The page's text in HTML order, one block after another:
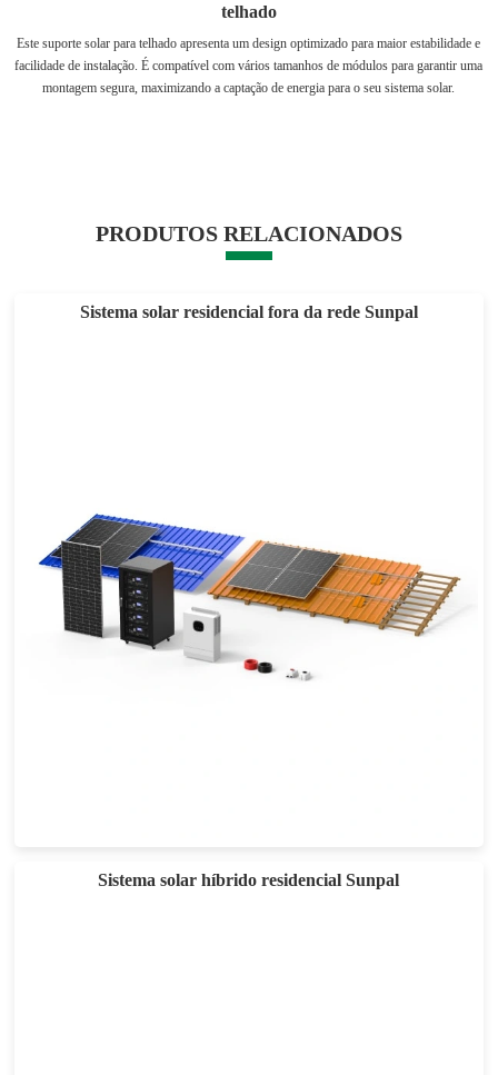
telhado
Este suporte solar para telhado apresenta um design optimizado para maior estabilidade e
facilidade de instalação. É compatível com vários tamanhos de módulos para garantir uma
montagem segura, maximizando a captação de energia para o seu sistema solar.
PRODUTOS RELACIONADOS
Sistema solar residencial fora da rede Sunpal
Sistema solar híbrido residencial Sunpal